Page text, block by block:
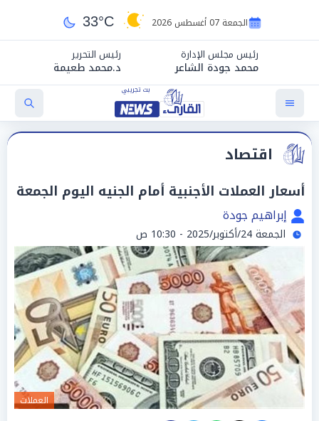
الجمعة 07 أغسطس 2026 33°C
رئيس مجلس الإدارة
محمد جودة الشاعر
رئيس التحرير
د.محمد طعيمة
اقتصاد
أسعار العملات الأجنبية أمام الجنيه اليوم الجمعة
إبراهيم جودة
الجمعة 24/أكتوبر/2025 - 10:30 ص
العملات